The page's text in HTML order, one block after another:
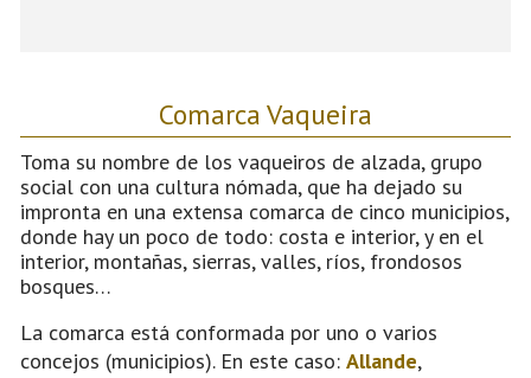
Comarca Vaqueira
Toma su nombre de los vaqueiros de alzada, grupo
social con una cultura nómada, que ha dejado su
impronta en una extensa comarca de cinco municipios,
donde hay un poco de todo: costa e interior, y en el
interior, montañas, sierras, valles, ríos, frondosos
bosques…
La comarca está conformada por uno o varios
concejos (municipios). En este caso: Allande,